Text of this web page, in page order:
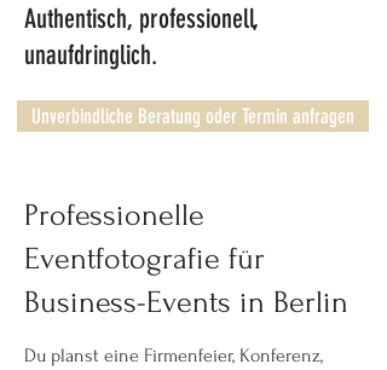
Authentisch, professionell,
unaufdringlich.
Unverbindliche Beratung oder Termin anfragen
Professionelle
Eventfotografie für
Business-Events in Berlin
Du planst eine Firmenfeier, Konferenz,